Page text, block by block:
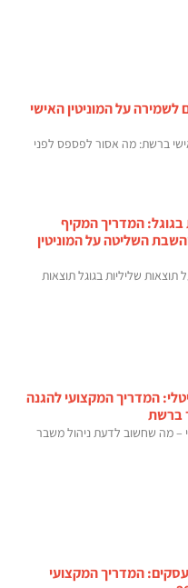
לשמירה על המוניטין האישי
ברשת: מה אסור לפספס לפני
בגוגל: המדריך המקיף
השליטה על המוניטין
שליליות בגוגל תוצאות
המדריך המקצועי להגנה
ברשת
– מה שחשוב לדעת ניהול משבר
המדריך המקצועי